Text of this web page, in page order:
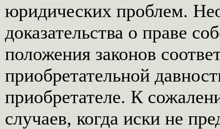
юридических проблем.
доказательства о праве
положения законов
приобретательной
приобретателе. К
случаев, когда иски не